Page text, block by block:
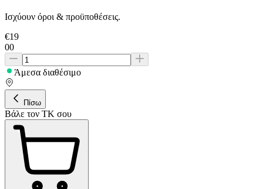
Ισχύουν όροι & προϋποθέσεις.
€19
00
Άμεσα διαθέσιμο
Πίσω
Βάλε τον ΤΚ σου